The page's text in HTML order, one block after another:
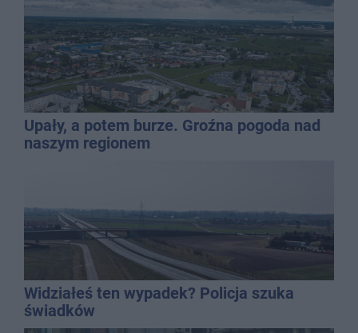
Upały, a potem burze. Groźna pogoda nad
naszym regionem
Widziałeś ten wypadek? Policja szuka
świadków